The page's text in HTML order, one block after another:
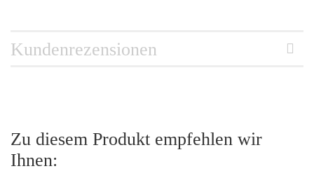
Kundenrezensionen
Zu diesem Produkt empfehlen wir
Ihnen: